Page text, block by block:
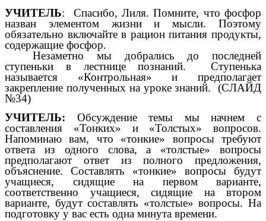
УЧИТЕЛЬ:
Спасибо, Лиля. Помните, что фосфор
назван элементом жизни и мысли. Поэтому
обязательно включайте в рацион питания продукты,
содержащие фосфор.
Незаметно мы добрались до последней
ступеньки в лестнице познаний. Ступенька
называется «Контрольная» и предполагает
закрепление полученных на уроке знаний. (СЛАЙД
№34)
УЧИТЕЛЬ: Обсуждение темы мы начнем с
составления «Тонких» и «Толстых» вопросов.
Напоминаю вам, что «тонкие» вопросы требуют
ответа из одного слова, а «толстые» вопросы
предполагают ответ из полного предложения,
объяснение. Составлять «тонкие» вопросы будут
учащиеся, сидящие на первом варианте,
соответственно учащиеся, сидящие на втором
варианте, будут составлять «толстые» вопросы. На
подготовку у вас есть одна минута времени.